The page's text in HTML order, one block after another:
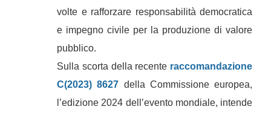
volte e rafforzare responsabilità democratica
e impegno civile per la produzione di valore
pubblico.
Sulla scorta della recente raccomandazione
C(2023) 8627 della Commissione europea,
l’edizione 2024 dell’evento mondiale, intende